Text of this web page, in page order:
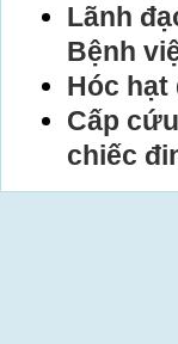
Lãnh
Bệnh
Hóc
Cấp
chiếc